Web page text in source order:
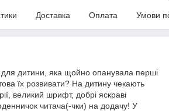
Доставка Оплата Умови
дитини, яка щойно опанувала перші
їх розвивати? На дитину чекають
великий шрифт, добрі яскраві
читача(-чки) на додачу! У